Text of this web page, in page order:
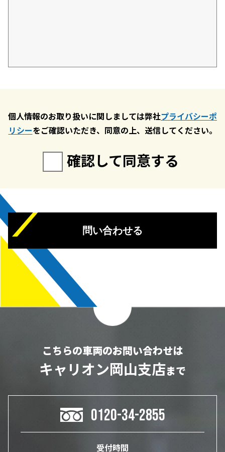
個人情報のお取り扱いに関しましては弊社プライバシーポ
リシーをご確認いただき、同意の上、送信してください。
確認して同意する
問い合わせる
こちらの車両のお問い合わせは
キャリオン岡山支店まで
0120-34-2855
受付時間